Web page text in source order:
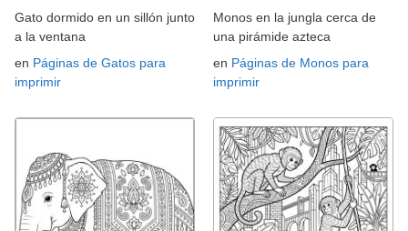
Gato dormido en un sillón junto
a la ventana
en Páginas de Gatos para
imprimir
Monos en la jungla cerca de
una pirámide azteca
en Páginas de Monos para
imprimir